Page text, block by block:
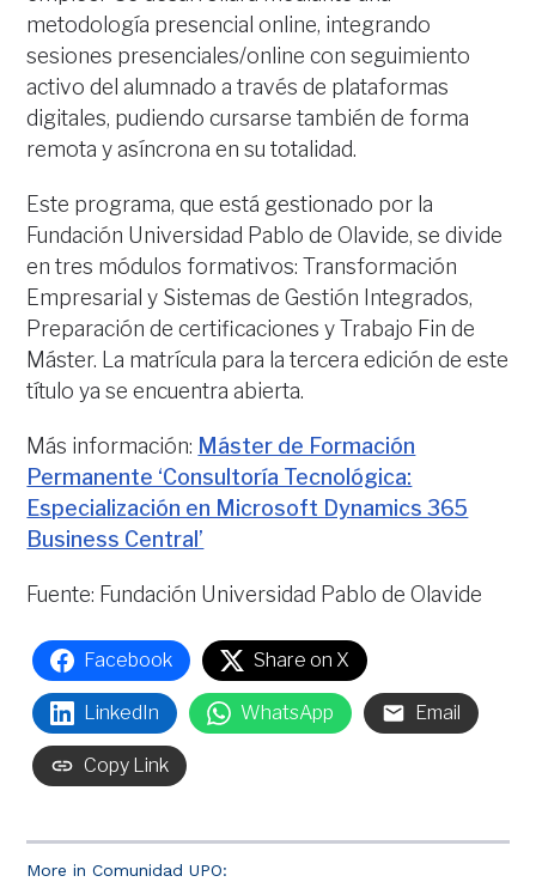
More in Comunidad UPO:
metodología presencial online, integrando
sesiones presenciales/online con seguimiento
activo del alumnado a través de plataformas
digitales, pudiendo cursarse también de forma
remota y asíncrona en su totalidad.
Este programa, que está gestionado por la
Fundación Universidad Pablo de Olavide, se divide
en tres módulos formativos: Transformación
Empresarial y Sistemas de Gestión Integrados,
Preparación de certificaciones y Trabajo Fin de
Máster. La matrícula para la tercera edición de este
título ya se encuentra abierta.
Más información: Máster de Formación
Permanente ‘Consultoría Tecnológica:
Especialización en Microsoft Dynamics 365
Business Central’
Fuente: Fundación Universidad Pablo de Olavide
Facebook Share on X
LinkedIn WhatsApp Email
Copy Link